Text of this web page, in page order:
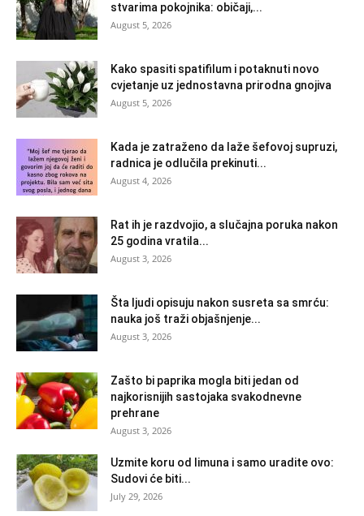
stvarima pokojnika: običaji,...
August 5, 2026
Kako spasiti spatifilum i potaknuti novo
cvjetanje uz jednostavna prirodna gnojiva
August 5, 2026
Kada je zatraženo da laže šefovoj supruzi,
radnica je odlučila prekinuti...
August 4, 2026
Rat ih je razdvojio, a slučajna poruka nakon
25 godina vratila...
August 3, 2026
Šta ljudi opisuju nakon susreta sa smrću:
nauka još traži objašnjenje...
August 3, 2026
Zašto bi paprika mogla biti jedan od
najkorisnijih sastojaka svakodnevne
prehrane
August 3, 2026
Uzmite koru od limuna i samo uradite ovo:
Sudovi će biti...
July 29, 2026